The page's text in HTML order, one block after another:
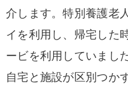
介します。特別養護老
イを利用し、 帰宅した
ービを利用していまし
自宅と施設が区別つか